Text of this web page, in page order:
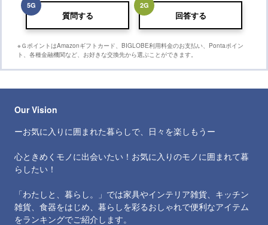
5G
質問する
2G
回答する
※ＧポイントはAmazonギフトカード、BIGLOBE利用料金のお支払い、Pontaポイン
ト、各種金融機関など、お好きな交換先から選ぶことができます。
Our Vision
ーお気に入りに囲まれた暮らしで、日々を楽しもうー
心ときめくモノに出会いたい！お気に入りのモノに囲まれて暮
らしたい！
「わたしと、暮らし。」では家具やインテリア雑貨、キッチン
雑貨、食器をはじめ、暮らしを彩るおしゃれで便利なアイテム
をランキングでご紹介します。